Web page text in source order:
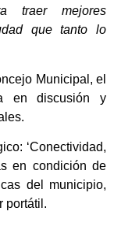
traer mejores
que tanto lo
Municipal, el
en discusión y
‘Conectividad,
en condición de
del municipio,
portátil.